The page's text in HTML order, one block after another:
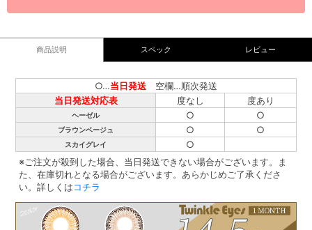
商品説明 スペック レビュー
○…当日発送 空欄…順次発送
当日発送対応表
度なし 度あり
ヘーゼル ○ ○
ブラウンベージュ ○ ○
スカイグレイ
○
※ご注文が殺到した場合、当日発送できない場合がございます。ま
た、在庫切れとなる場合がございます。あらかじめご了承くださ
い。詳しくはコチラ